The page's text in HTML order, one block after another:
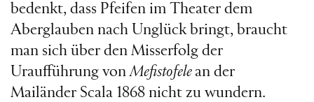
bedenkt, dass Pfeifen im Theater dem
Aberglauben nach Unglück bringt, braucht
man sich über den Misserfolg der
Uraufführung vonMefistofele an der
Mailänder Scala 1868 nicht zu wundern.